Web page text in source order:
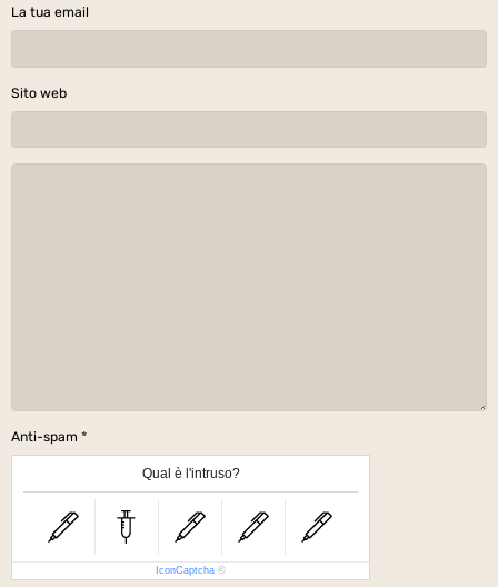
La tua email
Sito web
Anti-spam
Qual è l'intruso?
IconCaptcha ©